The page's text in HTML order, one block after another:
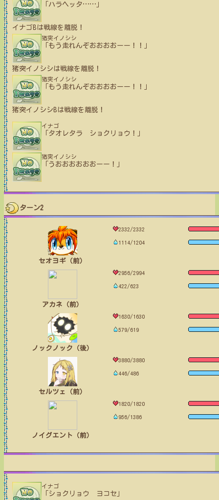
「ハラヘッタ……
イナゴBは戦線を離脱！
猪突イノシシ
「もう走れんぞおおおおーー！！」
猪突イノシシは戦線を離脱！
猪突イノシシ
「もう走れんぞおおおおーー！！」
猪突イノシシBは戦線を離脱！
イナゴ
「タオレタラ ショクリョウ！」
猪突イノシシ
「うおおおおおおーー！」
ターン2
セオヨギ（前）
2332/2332
1114/1204
アカネ（前）
2956/2994
422/623
ノックノック（後）
1630/1630
579/619
セルツェ（前）
3880/3880
446/486
ノイグエント（前）
1820/1820
956/1386
イナゴ
「ショクリョウ ヨコセ」